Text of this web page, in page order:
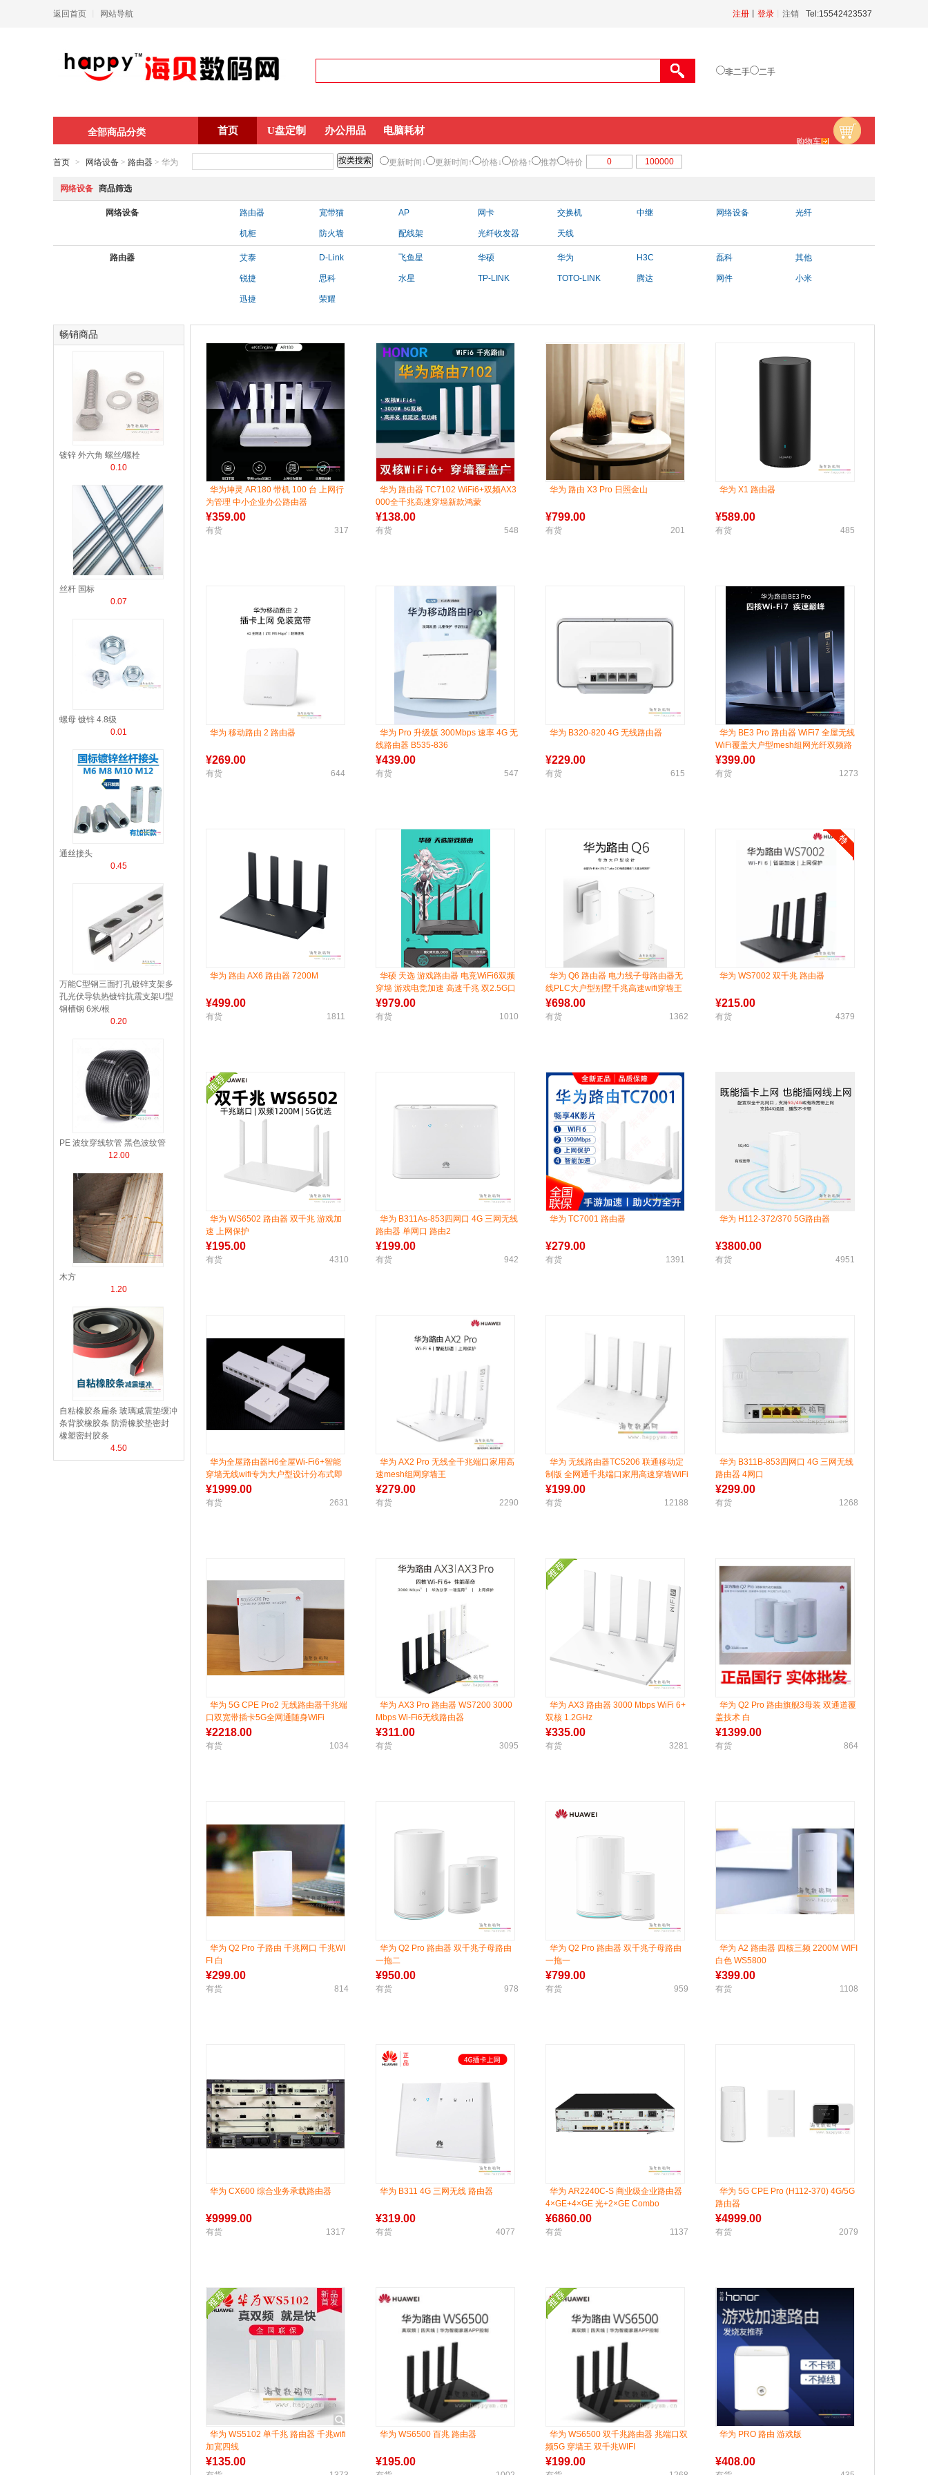
返回首页 网站导航 Tel:15542423537
注销
注册 登录
非二手 二手
全部商品分类
购物车
首页 U盘定制 办公用品 电脑耗材
首页 > 网络设备 > 路由器 > 华为 更新时间↓ 更新时间↑ 价格↓ 价格↑ 推荐 特价
网络设备 商品筛选
网络设备 路由器 宽带猫 AP 网卡 交换机 中继 网络设备 光纤
机柜 防火墙 配线架 光纤收发器 天线
路由器 艾泰 D-Link 飞鱼星 华硕 华为 H3C 磊科 其他
锐捷 思科 水星 TP-LINK TOTO-LINK 腾达 网件 小米
迅捷 荣耀
畅销商品
镀锌 外六角 螺丝/螺栓
0.10
丝杆 国标
0.07
螺母 镀锌 4.8级
0.01
通丝接头
0.45
万能C型钢三面打孔镀锌支架多
孔光伏导轨热镀锌抗震支架U型
钢槽钢 6米/根
0.20
PE 波纹穿线软管 黑色波纹管
12.00
木方
1.20
自粘橡胶条扁条 玻璃减震垫缓冲
条背胶橡胶条 防滑橡胶垫密封
橡塑密封胶条
4.50
华为坤灵 AR180 带机 100 台 上网行
为管理 中小企业办公路由器
¥359.00
有货 317
华为 路由器 TC7102 WiFi6+双频AX3
000全千兆高速穿墙新款鸿蒙
¥138.00
有货 548
华为 路由 X3 Pro 日照金山
¥799.00
有货 201
华为 X1 路由器
¥589.00
有货 485
华为 移动路由 2 路由器
¥269.00
有货 644
华为 Pro 升级版 300Mbps 速率 4G 无
线路由器 B535-836
¥439.00
有货 547
华为 B320-820 4G 无线路由器
¥229.00
有货 615
华为 BE3 Pro 路由器 WiFi7 全屋无线
WiFi覆盖大户型mesh组网光纤双频路
由器家用高速千兆穿墙王
¥399.00
有货 1273
华为 路由 AX6 路由器 7200M
¥499.00
有货 1811
华硕 天选 游戏路由器 电竞WiFi6双频
穿墙 游戏电竞加速 高速千兆 双2.5G口
疾速6000M
¥979.00
有货 1010
华为 Q6 路由器 电力线子母路由器无
线PLC大户型别墅千兆高速wifi穿墙王
¥698.00
有货 1362
华为 WS7002 双千兆 路由器
¥215.00
有货 4379
华为 WS6502 路由器 双千兆 游戏加
速 上网保护
¥195.00
有货 4310
华为 B311As-853四网口 4G 三网无线
路由器 单网口 路由2
¥199.00
有货 942
华为 TC7001 路由器
¥279.00
有货 1391
华为 H112-372/370 5G路由器
¥3800.00
有货 4951
华为全屋路由器H6全屋Wi-Fi6+智能
穿墙无线wifi专为大户型设计分布式即
插即用ap面板mesh组网
¥1999.00
有货 2631
华为 AX2 Pro 无线全千兆端口家用高
速mesh组网穿墙王
¥279.00
有货 2290
华为 无线路由器TC5206 联通移动定
制版 全网通千兆端口家用高速穿墙WiFi
穿墙王mesh大功率双频5G光纤
¥199.00
有货 12188
华为 B311B-853四网口 4G 三网无线
路由器 4网口
¥299.00
有货 1268
华为 5G CPE Pro2 无线路由器千兆端
口双宽带插卡5G全网通随身WiFi
¥2218.00
有货 1034
华为 AX3 Pro 路由器 WS7200 3000
Mbps Wi-Fi6无线路由器
¥311.00
有货 3095
华为 AX3 路由器 3000 Mbps WiFi 6+
双核 1.2GHz
¥335.00
有货 3281
华为 Q2 Pro 路由旗舰3母装 双通道覆
盖技术 白
¥1399.00
有货 864
华为 Q2 Pro 子路由 千兆网口 千兆WI
FI 白
¥299.00
有货 814
华为 Q2 Pro 路由器 双千兆子母路由
一拖二
¥950.00
有货 978
华为 Q2 Pro 路由器 双千兆子母路由
一拖一
¥799.00
有货 959
华为 A2 路由器 四核三频 2200M WIFI
白色 WS5800
¥399.00
有货 1108
华为 CX600 综合业务承载路由器
¥9999.00
有货 1317
华为 B311 4G 三网无线 路由器
¥319.00
有货 4077
华为 AR2240C-S 商业级企业路由器
4×GE+4×GE 光+2×GE Combo
¥6860.00
有货 1137
华为 5G CPE Pro (H112-370) 4G/5G
路由器
¥4999.00
有货 2079
华为 WS5102 单千兆 路由器 千兆wifi
加宽四线
¥135.00
华为 WS6500 百兆 路由器
¥195.00
华为 WS6500 双千兆路由器 兆端口双
频5G 穿墙王 双千兆WIFI
¥199.00
华为 PRO 路由 游戏版
¥408.00